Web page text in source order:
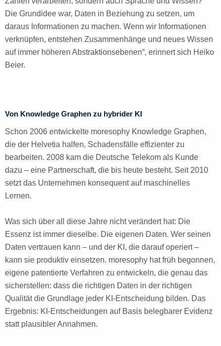
Die Grundidee war, Daten in Beziehung zu setzen, um
daraus Informationen zu machen. Wenn wir Informationen
verknüpfen, entstehen Zusammenhänge und neues Wissen
auf immer höheren Abstraktionsebenen“, erinnert sich Heiko
Beier.
Von Knowledge Graphen zu hybrider KI
Schon 2006 entwickelte moresophy Knowledge Graphen,
die der Helvetia halfen, Schadensfälle effizienter zu
bearbeiten. 2008 kam die Deutsche Telekom als Kunde
dazu – eine Partnerschaft, die bis heute besteht. Seit 2010
setzt das Unternehmen konsequent auf maschinelles
Lernen.
Was sich über all diese Jahre nicht verändert hat: Die
Essenz ist immer dieselbe. Die eigenen Daten. Wer seinen
Daten vertrauen kann – und der KI, die darauf operiert –
kann sie produktiv einsetzen. moresophy hat früh begonnen,
eigene patentierte Verfahren zu entwickeln, die genau das
sicherstellen: dass die richtigen Daten in der richtigen
Qualität die Grundlage jeder KI-Entscheidung bilden. Das
Ergebnis: KI-Entscheidungen auf Basis belegbarer Evidenz
statt plausibler Annahmen.